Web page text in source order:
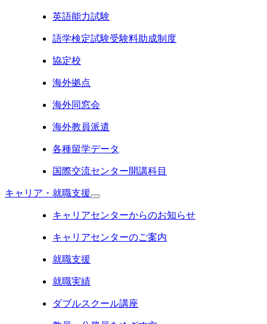
英語能力試験
語学検定試験受験料助成制度
協定校
海外拠点
海外同窓会
海外教員派遣
各種留学データ
国際交流センター開講科目
キャリア・就職支援
キャリアセンターからのお知らせ
キャリアセンターのご案内
就職支援
就職実績
ダブルスクール講座